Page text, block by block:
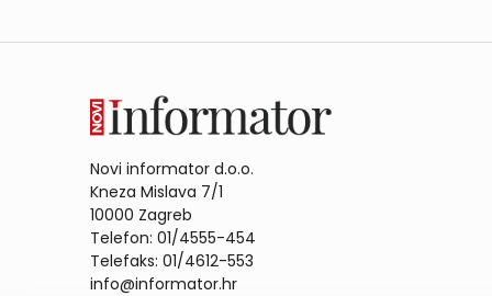
Novi informator d.o.o.
Kneza Mislava 7/1
10000 Zagreb
Telefon: 01/4555-454
Telefaks: 01/4612-553
info@informator.hr